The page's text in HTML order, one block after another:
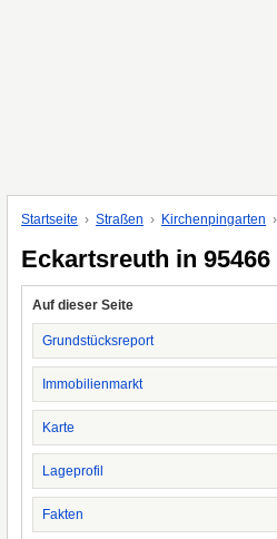
Startseite Straßen Kirchenpingarten
Eckartsreuth in
Auf dieser Seite
Grundstücksreport
Immobilienmarkt
Karte
Lageprofil
Fakten